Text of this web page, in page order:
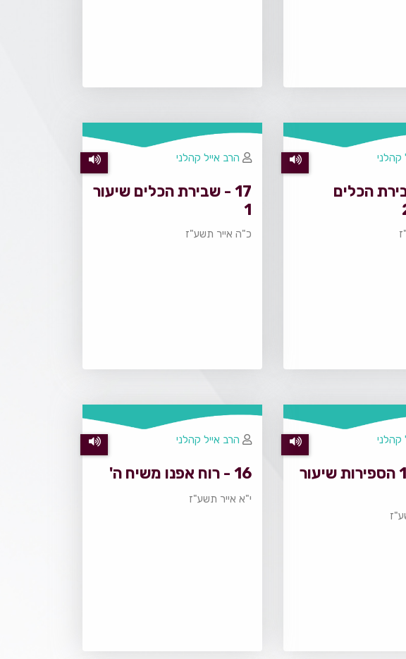
הכלים
קהלני
17 - שבירת הכלים שיעור
1
כ"ה אייר תשע"ז
הרב אייל קהלני
24 - 10 הספירות שיעור
קהלני
16 - רוח אפנו משיח ה'
י"א אייר תשע"ז
הרב אייל קהלני